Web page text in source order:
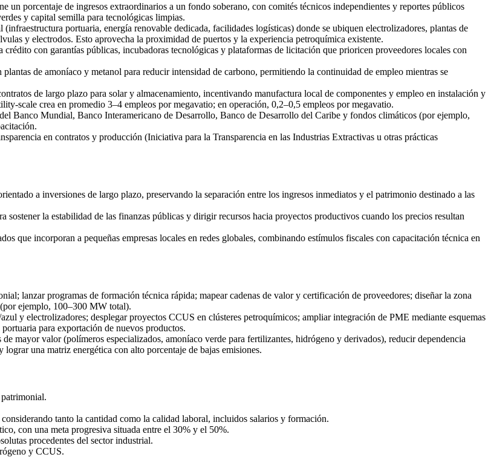
un porcentaje de ingresos extraordinarios a un fondo soberano, con comités técnicos independientes y reportes públicos
y capital semilla para tecnológicas limpias.
(infraestructura portuaria, energía renovable dedicada, facilidades logísticas) donde se ubiquen electrolizadores, plantas de
y electrodos. Esto aprovecha la proximidad de puertos y la experiencia petroquímica existente.
crédito con garantías públicas, incubadoras tecnológicas y plataformas de licitación que prioricen proveedores locales con
plantas de amoníaco y metanol para reducir intensidad de carbono, permitiendo la continuidad de empleo mientras se
de largo plazo para solar y almacenamiento, incentivando manufactura local de componentes y empleo en instalación y
scale crea en promedio 3–4 empleos por megavatio; en operación, 0,2–0,5 empleos por megavatio.
Banco Mundial, Banco Interamericano de Desarrollo, Banco de Desarrollo del Caribe y fondos climáticos (por ejemplo,
en contratos y producción (Iniciativa para la Transparencia en las Industrias Extractivas u otras prácticas
a inversiones de largo plazo, preservando la separación entre los ingresos inmediatos y el patrimonio destinado a las
sostener la estabilidad de las finanzas públicas y dirigir recursos hacia proyectos productivos cuando los precios resultan
que incorporan a pequeñas empresas locales en redes globales, combinando estímulos fiscales con capacitación técnica en
lanzar programas de formación técnica rápida; mapear cadenas de valor y certificación de proveedores; diseñar la zona
ejemplo, 100–300 MW total).
y electrolizadores; desplegar proyectos CCUS en clústeres petroquímicos; ampliar integración de PME mediante esquemas
para exportación de nuevos productos.
mayor valor (polímeros especializados, amoníaco verde para fertilizantes, hidrógeno y derivados), reducir dependencia
una matriz energética con alto porcentaje de bajas emisiones.
tanto la cantidad como la calidad laboral, incluidos salarios y formación.
con una meta progresiva situada entre el 30% y el 50%.
procedentes del sector industrial.
y CCUS.